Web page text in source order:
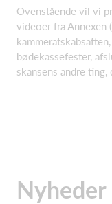
Ovenstående vil vi
videoer fra Annexen
bødekassefester,
skansens andre ting,
Nyheder